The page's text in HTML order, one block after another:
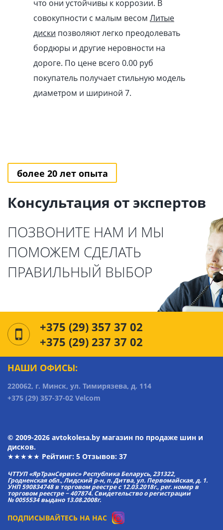
что они устойчивы к коррозии. В
совокупности с малым весом Литые
диски позволяют легко преодолевать
бордюры и другие неровности на
дороге. По цене всего 0.00 pуб
покупатель получает стильную модель
диаметром и шириной 7.
более 20 лет опыта
Консультация от экспертов
ПОЗВОНИТЕ НАМ И МЫ
ПОМОЖЕМ СДЕЛАТЬ
ПРАВИЛЬНЫЙ ВЫБОР
+375 (29) 357 37 02
+375 (29) 237 37 02
НАШИ ОФИСЫ:
220062, г. Минск, ул. Тимирязева, д. 114
+375 (29) 357-37-02 Velcom
© 2009-2026 avtokolesa.by магазин по продаже шин и
дисков.
★★★★★ Рейтинг: 5 Отзывов: 37
ЧТТУП «ЯрТранСервис» Республика Беларусь, 231322,
Гродненская обл., Лидский р-н, п. Дитва, ул. Первомайская, д. 1.
УНП 590834748 в торговом реестре с 12.03.2018г., рег. номер в
торговом реестре − 407874. Свидетельство о регистрации
№ 0055534 выдано 13.08.2008г.
ПОДПИСЫВАЙТЕСЬ НА НАС